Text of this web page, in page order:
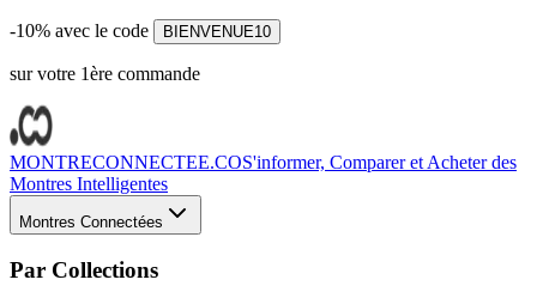
-10% avec le code BIENVENUE10
sur votre 1ère commande
MONTRECONNECTEE.COS'informer, Comparer et Acheter des
Montres Intelligentes
Montres Connectées
Par Collections